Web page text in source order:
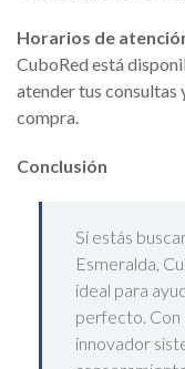
Horarios de
CuboRed está
atender tus consultas
compra.
Conclusión
Si estás
Esmeralda,
ideal para
perfecto. Con
innovador